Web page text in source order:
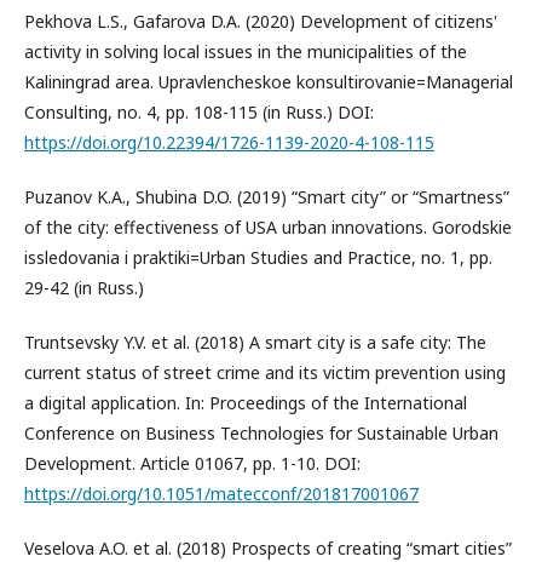
Pekhova L.S., Gafarova D.A. (2020) Development of citizens'
activity in solving local issues in the municipalities of the
Kaliningrad area. Upravlencheskoe konsultirovanie=Managerial
Consulting, no. 4, pp. 108-115 (in Russ.) DOI:
https://doi.org/10.22394/1726-1139-2020-4-108-115
Puzanov K.A., Shubina D.O. (2019) “Smart city” or “Smartness”
of the city: effectiveness of USA urban innovations. Gorodskie
issledovania i praktiki=Urban Studies and Practice, no. 1, pp.
29-42 (in Russ.)
Truntsevsky Y.V. et al. (2018) A smart city is a safe city: The
current status of street crime and its victim prevention using
a digital application. In: Proceedings of the International
Conference on Business Technologies for Sustainable Urban
Development. Article 01067, pp. 1-10. DOI:
https://doi.org/10.1051/matecconf/201817001067
Veselova A.O. et al. (2018) Prospects of creating “smart cities”